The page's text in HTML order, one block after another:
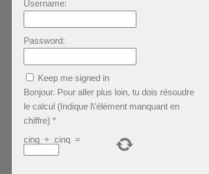
Username:
Password:
Keep me signed in
Bonjour. Pour aller plus loin, tu dois résoudre
le calcul (Indique l\'élément manquant en
chiffre) *
cinq + cinq =